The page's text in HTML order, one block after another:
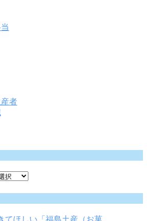
者